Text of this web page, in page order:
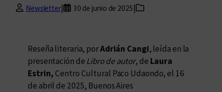
Newsletter| 30 de junio de 2025 |
Reseña literaria, porAdrián Cangi, leída en la
presentación deLibro de autor, de Laura
Estrin, Centro Cultural Paco Udaondo, el 16
de abril de 2025, Buenos Aires